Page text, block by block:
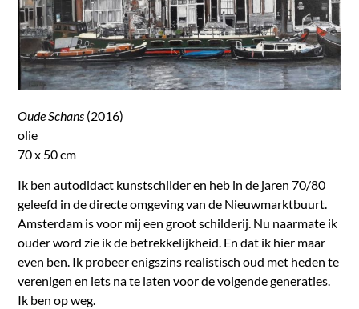
Oude Schans (2016)
olie
70 x 50 cm
Ik ben autodidact kunstschilder en heb in de jaren 70/80
geleefd in de directe omgeving van de Nieuwmarktbuurt.
Amsterdam is voor mij een groot schilderij. Nu naarmate ik
ouder word zie ik de betrekkelijkheid. En dat ik hier maar
even ben. Ik probeer enigszins realistisch oud met heden te
verenigen en iets na te laten voor de volgende generaties.
Ik ben op weg.